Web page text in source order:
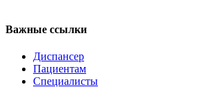
Важные ссылки
Диспансер
Пациентам
Специалисты